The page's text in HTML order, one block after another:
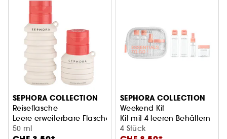
SEPHORA COLLECTION
Reiseflasche
Leere erweiterbare Flasche
50 ml
SEPHORA COLLECTION
Weekend Kit
Kit mit 4 leeren Behältern
4 Stück